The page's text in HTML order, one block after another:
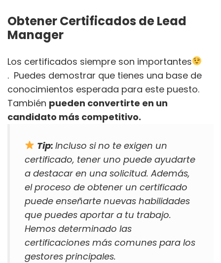
Obtener Certificados de Lead
Manager
Los certificados siempre son importantes
. Puedes demostrar que tienes una base de
conocimientos esperada para este puesto.
También pueden convertirte en un
candidato más competitivo.
Tip: Incluso si no te exigen un
certificado, tener uno puede ayudarte
a destacar en una solicitud. Además,
el proceso de obtener un certificado
puede enseñarte nuevas habilidades
que puedes aportar a tu trabajo.
Hemos determinado las
certificaciones más comunes para los
gestores principales.